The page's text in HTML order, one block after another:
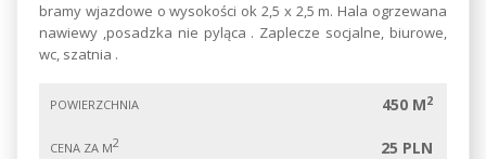
bramy wjazdowe o wysokości ok 2,5 x 2,5 m. Hala ogrzewana
nawiewy ,posadzka nie pyląca . Zaplecze socjalne, biurowe,
wc, szatnia .
POWIERZCHNIA 450 M2
CENA ZA M2 25 PLN